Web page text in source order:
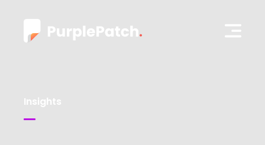
Insights